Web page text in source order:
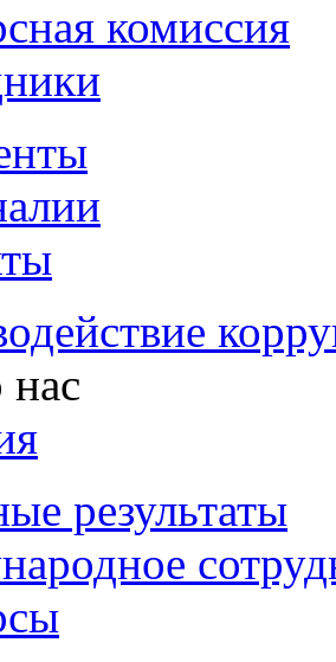
комиссия
результаты